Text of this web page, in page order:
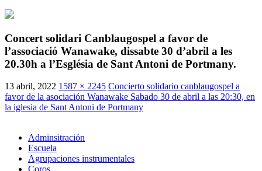
Concert solidari Canblaugospel a favor de
l’associació Wanawake, dissabte 30 d’abril a les
20.30h a l’Església de Sant Antoni de Portmany.
13 abril, 2022 1587 × 2245 Concierto solidario canblaugospel a
favor de la asociación Wanawake Sabado 30 de abril a las 20:30, en
la iglesia de Sant Antoni de Portmany
Adminsitración
Escuela
Agrupaciones instrumentales